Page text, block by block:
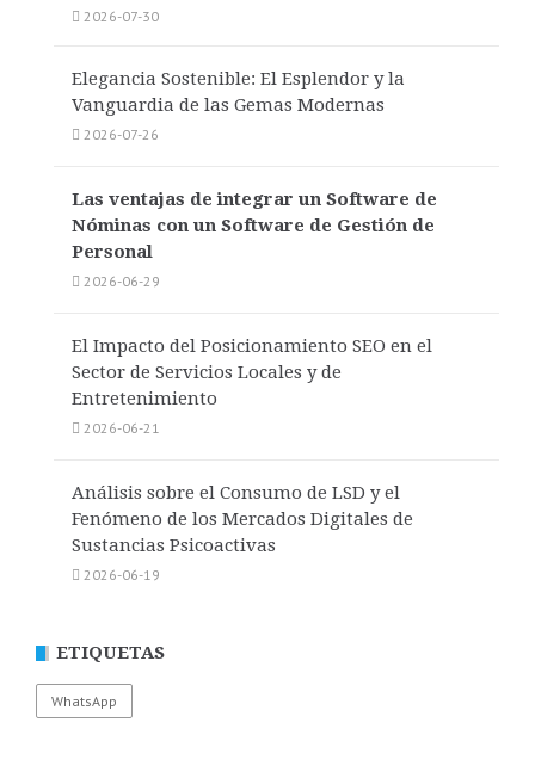
2026-07-30
Elegancia Sostenible: El Esplendor y la
Vanguardia de las Gemas Modernas
2026-07-26
Las ventajas de integrar un Software de
Nóminas con un Software de Gestión de
Personal
2026-06-29
El Impacto del Posicionamiento SEO en el
Sector de Servicios Locales y de
Entretenimiento
2026-06-21
Análisis sobre el Consumo de LSD y el
Fenómeno de los Mercados Digitales de
Sustancias Psicoactivas
2026-06-19
ETIQUETAS
WhatsApp